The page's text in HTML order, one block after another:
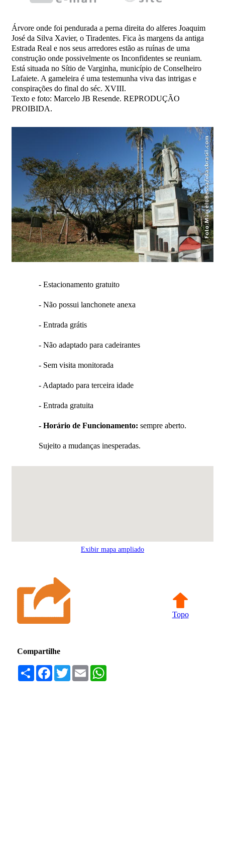
Árvore onde foi pendurada a perna direita do alferes Joaquim
José da Silva Xavier, o Tiradentes. Fica às margens da antiga
Estrada Real e nos seus arredores estão as ruínas de uma
construção onde possivelmente os Inconfidentes se reuniam.
Está situada no Sítio de Varginha, município de Conselheiro
Lafaiete. A gameleira é uma testemunha viva das intrigas e
conspirações do final do séc. XVIII.
Texto e foto: Marcelo JB Resende. REPRODUÇÃO
PROIBIDA.
- Estacionamento gratuito
- Não possui lanchonete anexa
- Entrada grátis
- Não adaptado para cadeirantes
- Sem visita monitorada
- Adaptado para terceira idade
- Entrada gratuita
- Horário de Funcionamento: sempre aberto.
Sujeito a mudanças inesperadas.
Exibir mapa ampliado
Topo
Compartilhe
Compartilhar
Facebook
TwitterEmail